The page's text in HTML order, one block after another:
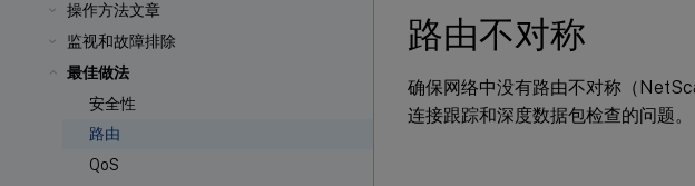
操作方法文章
监视和故障排除
最佳做法
安全性
路由
QoS
路由不对称
确保网络中没有路由不对称（
连接跟踪和深度数据包检查的问题。